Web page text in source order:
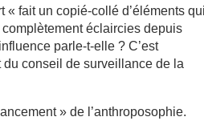
fait un copié-collé d’éléments qui
éclaircies depuis
parle-t-elle ? C’est
conseil de surveillance de la
» de l’anthroposophie.